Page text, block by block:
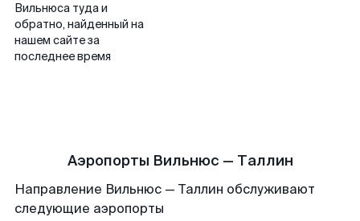
Вильнюса туда и
обратно, найденный на
нашем сайте за
последнее время
Аэропорты Вильнюс — Таллин
Направление Вильнюс — Таллин обслуживают
следующие аэропорты